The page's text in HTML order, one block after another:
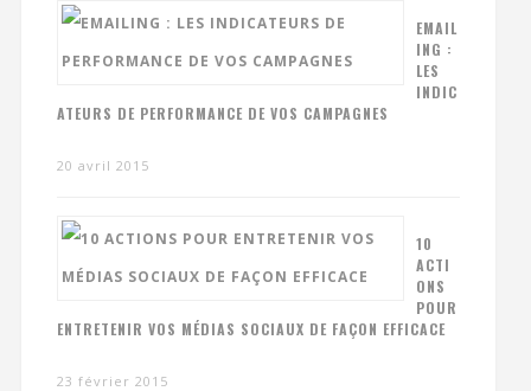
EMAIL
ING :
LES
INDIC
ATEURS DE PERFORMANCE DE VOS CAMPAGNES
20 avril 2015
10
ACTI
ONS
POUR
ENTRETENIR VOS MÉDIAS SOCIAUX DE FAÇON EFFICACE
23 février 2015